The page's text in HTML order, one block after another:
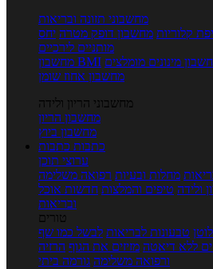
מחשבוני תזונה ובריאות
קלוריות מחשבון דופק מטרה יחס
מותניים לירכיים
מחשבון BMI מינונים מומלצים
מחשבון אחוז שומן
מחשבוני הריון ולידה
מחשבון הריון
מחשבון ביוץ
כתבות כתבות
ערוצי תוכן
מחלות ובעיות רפואה משלימה
ולידה טיפים והמלצות חדשות אוכל
ובריאות
טורים
טבעונות לבריאות לבשל כמו שף
ללא דיאטה מזיזים את הגוף הרזיה
ורפואה משלימה גורמה ביתי